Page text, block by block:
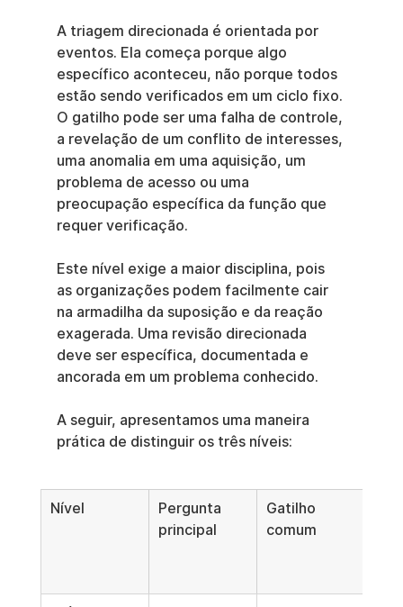
A triagem direcionada é orientada por
eventos. Ela começa porque algo
específico aconteceu, não porque todos
estão sendo verificados em um ciclo fixo.
O gatilho pode ser uma falha de controle,
a revelação de um conflito de interesses,
uma anomalia em uma aquisição, um
problema de acesso ou uma
preocupação específica da função que
requer verificação.
Este nível exige a maior disciplina, pois
as organizações podem facilmente cair
na armadilha da suposição e da reação
exagerada. Uma revisão direcionada
deve ser específica, documentada e
ancorada em um problema conhecido.
A seguir, apresentamos uma maneira
prática de distinguir os três níveis:
Nível
Pergunta
principal
Gatilho
comum